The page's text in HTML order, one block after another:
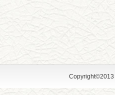
Copyright©2013